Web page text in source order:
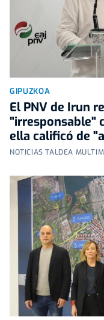
GIPUZKOA
El PNV de Irun
"irresponsable"
ella calificó de
NOTICIAS TALDEA